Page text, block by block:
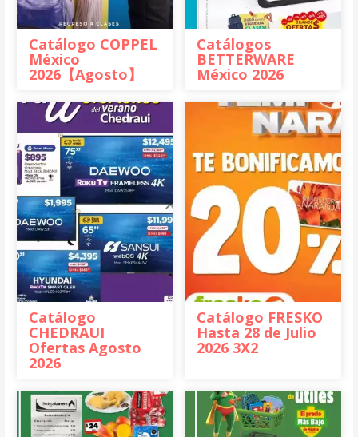
Catálogo COPPEL
México
2026【Agosto】
Catálogos
BETTERWARE
México 2026
Catálogo
CHEDRAUI
Ofertas Agosto
2026
Catálogo FRESKO
Hasta 28 de Julio
2026 3X2